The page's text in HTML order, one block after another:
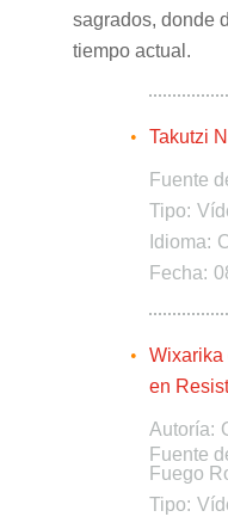
sagrados, donde
tiempo actual.
Takutzi
Fuente
Tipo:
Idioma:
Fecha:
Wixarika
en
Autoría:
Fuente
Fuego
Tipo: